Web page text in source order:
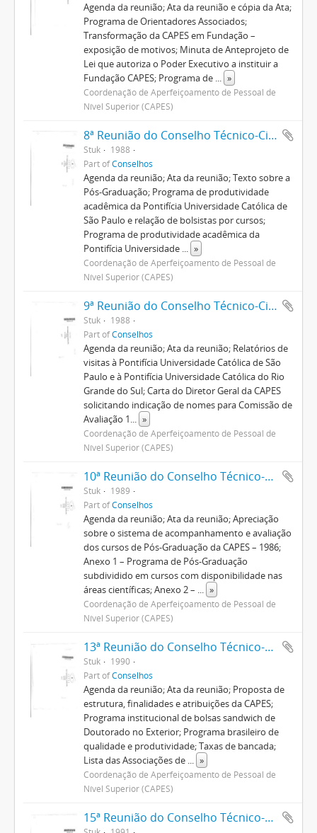
Agenda da reunião; Ata da reunião e cópia da Ata;
Programa de Orientadores Associados;
Transformação da CAPES em Fundação –
exposição de motivos; Minuta de Anteprojeto de
Lei que autoriza o Poder Executivo a instituir a
Fundação CAPES; Programa de ... »
Coordenação de Aperfeiçoamento de Pessoal de
Nível Superior (CAPES)
8ª Reunião do Conselho Técnico-Científico
Stuk
1988
Part ofConselhos
Agenda da reunião; Ata da reunião; Texto sobre a
Pós-Graduação; Programa de produtividade
acadêmica da Pontifícia Universidade Católica de
São Paulo e relação de bolsistas por cursos;
Programa de produtividade acadêmica da
Pontifícia Universidade ... »
Coordenação de Aperfeiçoamento de Pessoal de
Nível Superior (CAPES)
9ª Reunião do Conselho Técnico-Científico
Stuk
1988
Part ofConselhos
Agenda da reunião; Ata da reunião; Relatórios de
visitas à Pontifícia Universidade Católica de São
Paulo e à Pontifícia Universidade Católica do Rio
Grande do Sul; Carta do Diretor Geral da CAPES
solicitando indicação de nomes para Comissão de
Avaliação 1... »
Coordenação de Aperfeiçoamento de Pessoal de
Nível Superior (CAPES)
10ª Reunião do Conselho Técnico-Científico
Stuk
1989
Part ofConselhos
Agenda da reunião; Ata da reunião; Apreciação
sobre o sistema de acompanhamento e avaliação
dos cursos de Pós-Graduação da CAPES – 1986;
Anexo 1 – Programa de Pós-Graduação
subdividido em cursos com disponibilidade nas
áreas científicas; Anexo 2 – ... »
Coordenação de Aperfeiçoamento de Pessoal de
Nível Superior (CAPES)
13ª Reunião do Conselho Técnico-Científico
Stuk
1990
Part ofConselhos
Agenda da reunião; Ata da reunião; Proposta de
estrutura, finalidades e atribuições da CAPES;
Programa institucional de bolsas sandwich de
Doutorado no Exterior; Programa brasileiro de
qualidade e produtividade; Taxas de bancada;
Lista das Associações de ... »
Coordenação de Aperfeiçoamento de Pessoal de
Nível Superior (CAPES)
15ª Reunião do Conselho Técnico-Científico